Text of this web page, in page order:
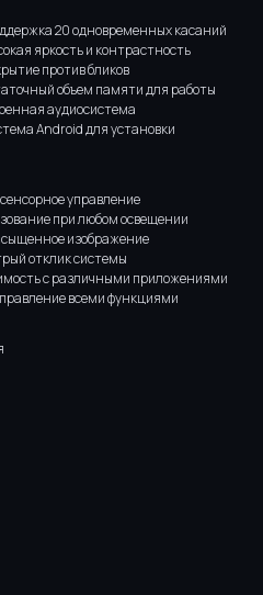
20 одновременных касаний
яркость и контрастность
против бликов
объем памяти для работы
аудиосистема
Android для установки
управление
при любом освещении
изображение
отклик системы
с различными приложениями
всеми функциями